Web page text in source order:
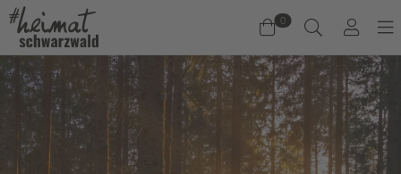
0
Warenkorb
Es befinden sich keine Produkte im Warenkorb.
Jetzt einkaufen